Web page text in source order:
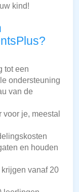
kind!
tot een
ondersteuning
van de
je, meestal
en houden
vanaf 20